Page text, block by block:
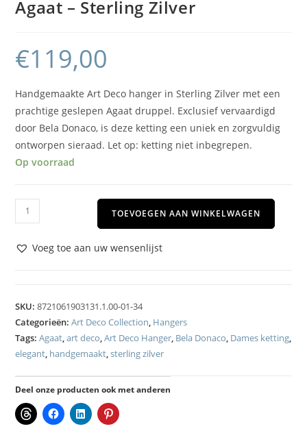
Agaat – Sterling Zilver
€119,00
Handgemaakte Art Deco hanger in Sterling Zilver met een
prachtige geslepen Agaat druppel. Exclusief vervaardigd
door Bela Donaco, is deze ketting een uniek en zorgvuldig
ontworpen sieraad. Let op: ketting niet inbegrepen.
Op voorraad
TOEVOEGEN AAN WINKELWAGEN
Voeg toe aan uw wensenlijst
SKU:8721061903131.1.00-01-34
Categorieën:Art Deco Collection, Hangers
Tags:Agaat,art deco,Art Deco Hanger, Bela Donaco, Dames ketting,
elegant, handgemaakt,sterling zilver
Deel onze producten ook met anderen